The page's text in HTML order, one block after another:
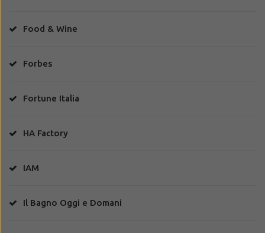
Food & Wine
Forbes
Fortune Italia
HA Factory
IAM
Il Bagno Oggi e Domani